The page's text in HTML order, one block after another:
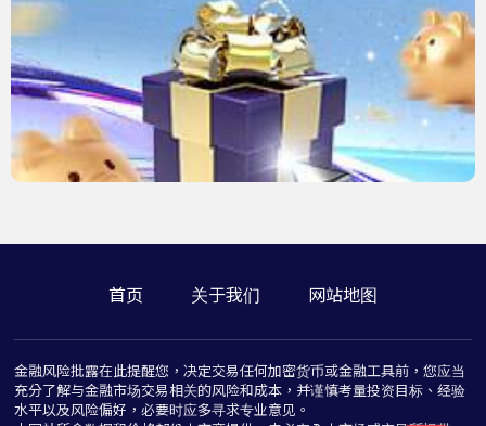
首页 关于我们 网站地图
金融风险批露在此提醒您，决定交易任何加密货币或金融工具前，您应当
充分了解与金融市场交易相关的风险和成本，并谨慎考量投资目标、经验
水平以及风险偏好，必要时应多寻求专业意见。